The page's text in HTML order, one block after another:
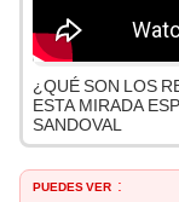
¿QUÉ SON LOS
ESTA MIRADA
SANDOVAL
PUEDES VER :